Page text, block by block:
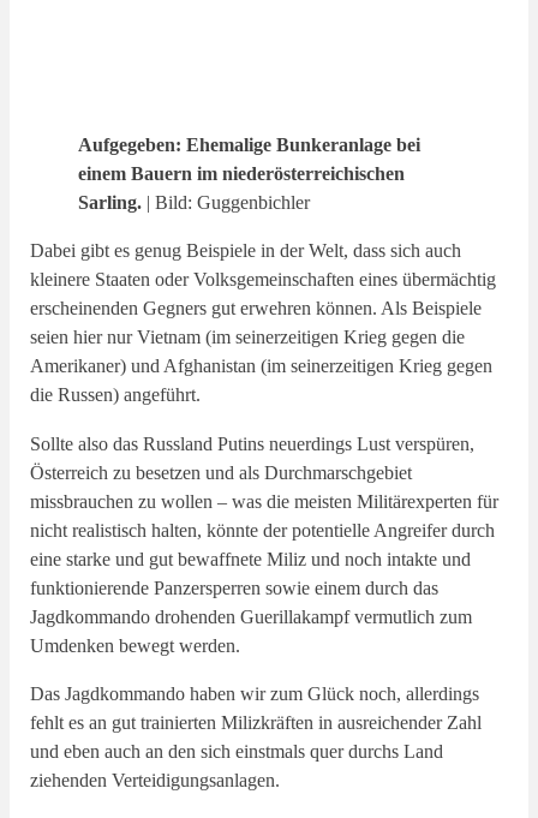
Aufgegeben: Ehemalige Bunkeranlage bei
einem Bauern im niederösterreichischen
Sarling. | Bild: Guggenbichler
Dabei gibt es genug Beispiele in der Welt, dass sich auch
kleinere Staaten oder Volksgemeinschaften eines übermächtig
erscheinenden Gegners gut erwehren können. Als Beispiele
seien hier nur Vietnam (im seinerzeitigen Krieg gegen die
Amerikaner) und Afghanistan (im seinerzeitigen Krieg gegen
die Russen) angeführt.
Sollte also das Russland Putins neuerdings Lust verspüren,
Österreich zu besetzen und als Durchmarschgebiet
missbrauchen zu wollen – was die meisten Militärexperten für
nicht realistisch halten, könnte der potentielle Angreifer durch
eine starke und gut bewaffnete Miliz und noch intakte und
funktionierende Panzersperren sowie einem durch das
Jagdkommando drohenden Guerillakampf vermutlich zum
Umdenken bewegt werden.
Das Jagdkommando haben wir zum Glück noch, allerdings
fehlt es an gut trainierten Milizkräften in ausreichender Zahl
und eben auch an den sich einstmals quer durchs Land
ziehenden Verteidigungsanlagen.